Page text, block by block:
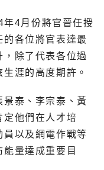
4月份將官晉任授
的各位將官表達最
除了代表各位過
涯的高度期許。
泰、李宗泰、黃
定他們在人才培
以及網電作戰等
量達成重要目